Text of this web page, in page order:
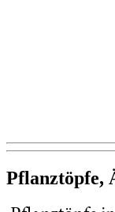
Pflanztöpfe,